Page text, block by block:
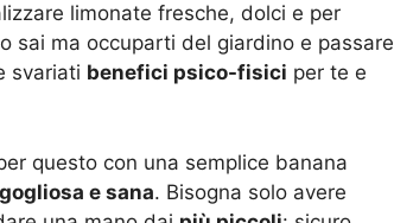
limonate fresche, dolci e per
sai ma occuparti del giardino e passare
svariati benefici psico-fisici per te e
questo con una semplice banana
e sana. Bisogna solo avere